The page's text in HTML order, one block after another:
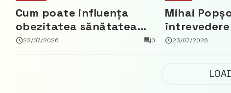
Cum poate influența
obezitatea sănătatea
creierului
23/07/2026 0
Mihai
bun cu
Fred Duijn
23/07/2026